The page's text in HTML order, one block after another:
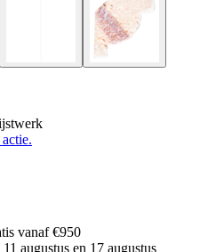
vanaf €950
augustus en 17 augustus